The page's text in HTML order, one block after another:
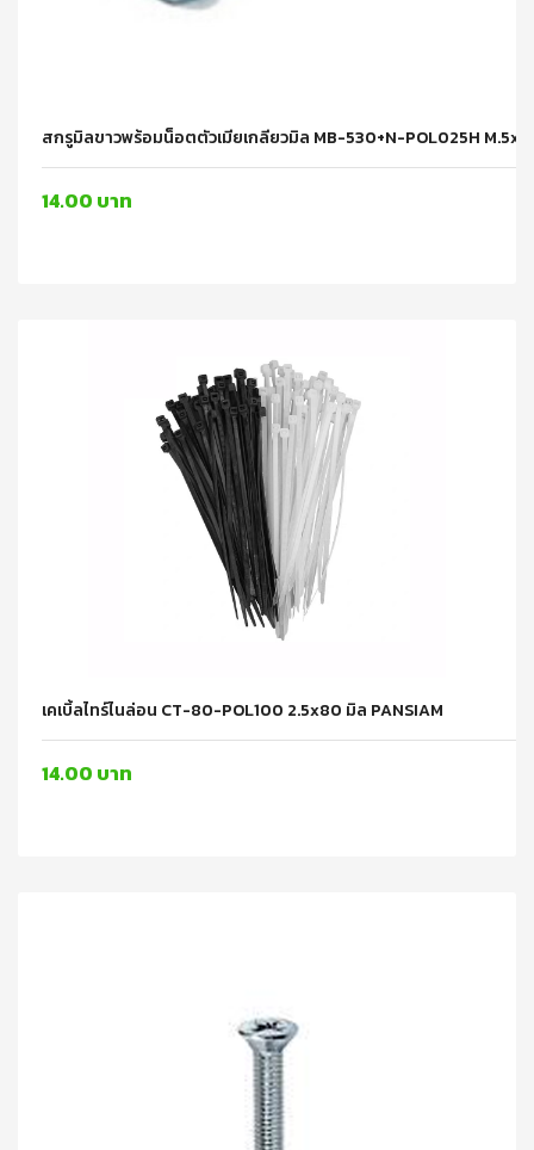
สกรูมิลขาวพร้อมน็อตตัวเมียเกลียวมิล MB-530+N-POL025H
14.00 บาท
เคเบิ้ลไทร์ไนล่อน CT-80-POL100 2.5x80 มิล PANSIAM
14.00 บาท